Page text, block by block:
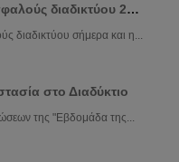
Διεθνής ημέρα ασφαλούς διαδικτύου 2023
διαδικτύου σήμερα και η...
στο Διαδύκτιο
της "Εβδομάδα της...